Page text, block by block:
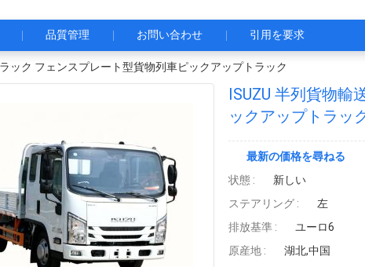
品質管理 お問い合わせ 引用を要求
ック フェンスプレート型貨物列車ピックアップトラック
ISUZU 半列貨物輸
ックアップトラッ
最新の価格を尋ねる
状態 :
新しい
ステアリング :
左
排放基準 :
ユーロ6
原産地 :
湖北,中国